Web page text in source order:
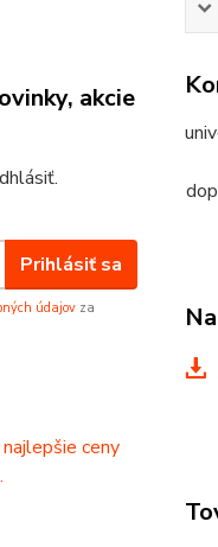
akcie
Prihlásiť sa
údajov za